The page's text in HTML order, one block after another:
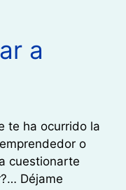
a
te ha ocurrido la
o
cuestionarte
Déjame